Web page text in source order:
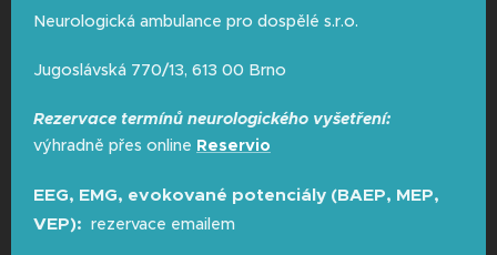
Neurologická ambulance pro dospělé s.r.o.
Jugoslávská 770/13, 613 00 Brno
Rezervace termínů neurologického vyšetření:
výhradně přes online Reservio
EEG, EMG, evokované potenciály (BAEP, MEP,
VEP): rezervace emailem